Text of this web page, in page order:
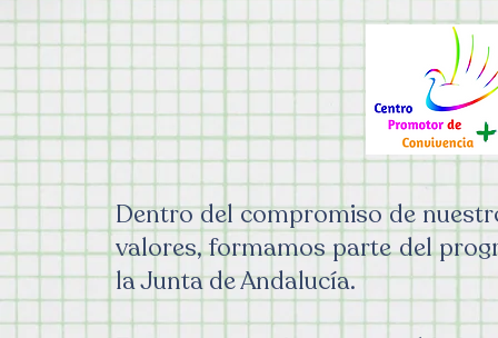
Dentro del compromiso de
valores, formamos parte del
la Junta de Andalucía.